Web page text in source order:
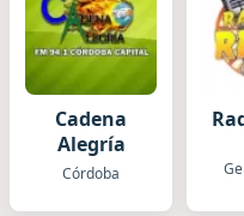
Cadena
Alegría
Córdoba